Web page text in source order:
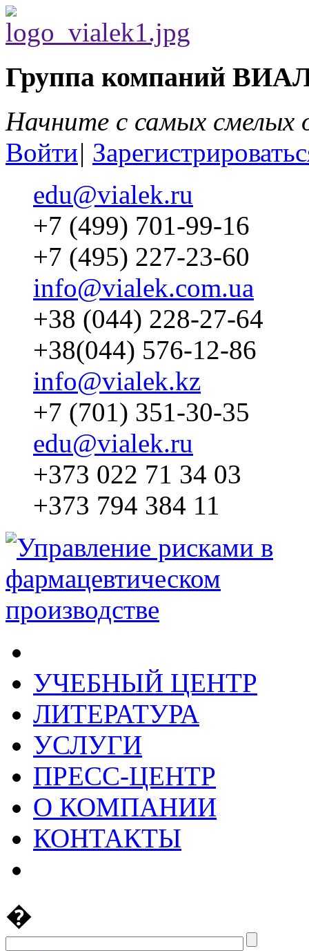
Группа компаний
Начните с самых
Войти|
edu@vialek.ru
+7 (499) 701-99-16
+7 (495) 227-23-60
info@vialek.com.ua
+38 (044) 228-27-64
+38(044) 576-12-86
info@vialek.kz
+7 (701) 351-30-35
edu@vialek.ru
+373 022 71 34 03
+373 794 384 11
УЧЕБНЫЙ ЦЕНТР
ЛИТЕРАТУРА
УСЛУГИ
ПРЕСС-ЦЕНТР
О КОМПАНИИ
КОНТАКТЫ
�